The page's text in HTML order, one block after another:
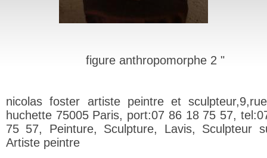
figure anthropomorphe 2 "
nicolas foster artiste peintre et
huchette 75005 Paris, port:07 86 18 75 57,
75 57, Peinture, Sculpture, Lavis, Sculpteur
Artiste peintre